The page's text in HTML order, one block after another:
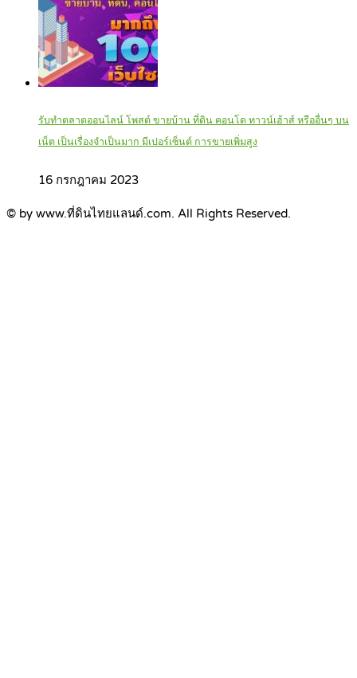
รับทำตลาดออนไลน์ โพสต์ ขายบ้าน ที่ดิน คอนโด ทาวน์เฮ้าส์ หรืออื่นๆ บน
เน็ต เป็นเรื่องจำเป็นมาก มีเปอร์เซ็นต์ การขายเพิ่มสูง
16 กรกฎาคม 2023
© by www.ที่ดินไทยแลนด์.com. All Rights Reserved.